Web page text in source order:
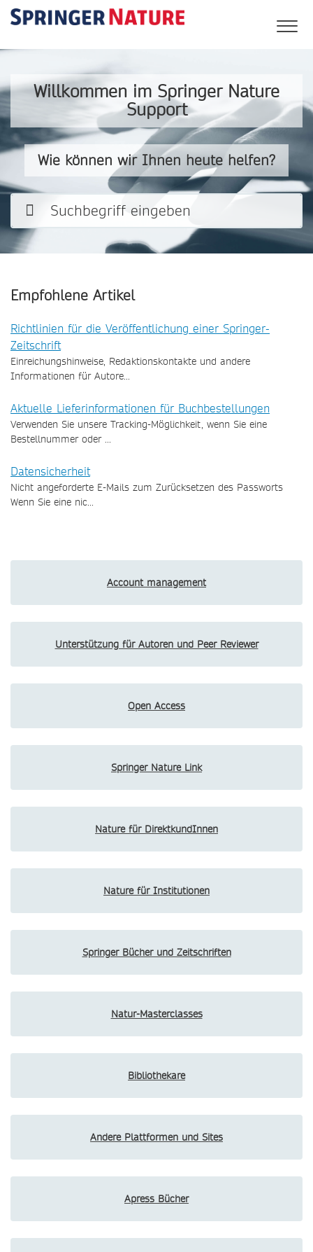
Willkommen im Springer Nature
Support
Wie können wir Ihnen heute helfen?
Empfohlene Artikel
Richtlinien für die Veröffentlichung einer Springer-
Zeitschrift
Einreichungshinweise, Redaktionskontakte und andere
Informationen für Autore...
Aktuelle Lieferinformationen für Buchbestellungen
Verwenden Sie unsere Tracking-Möglichkeit, wenn Sie eine
Bestellnummer oder ...
Datensicherheit
Nicht angeforderte E-Mails zum Zurücksetzen des Passworts
Wenn Sie eine nic...
Account management
Unterstützung für Autoren und Peer Reviewer
Open Access
Springer Nature Link
Nature für DirektkundInnen
Nature für Institutionen
Springer Bücher und Zeitschriften
Natur-Masterclasses
Bibliothekare
Andere Plattformen und Sites
Apress Bücher